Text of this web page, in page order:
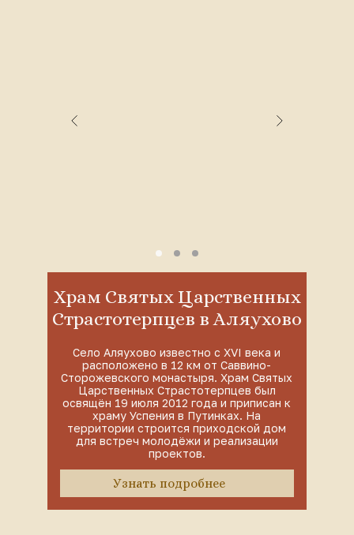
Храм Святых Царственных
Страстотерпцев в Аляухово
Село Аляухово известно с XVI века и
расположено в 12 км от Саввино-
Сторожевского монастыря. Храм Святых
Царственных Страстотерпцев был
освящён 19 июля 2012 года и приписан к
храму Успения в Путинках. На
территории строится приходской дом
для встреч молодёжи и реализации
проектов.
Узнать подробнее